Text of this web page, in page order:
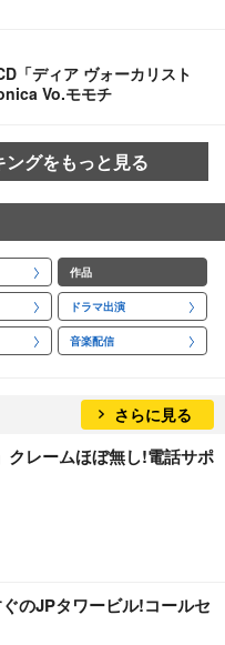
「ディア ヴォーカリスト
Vo.モモチ
グをもっと見る
作品
ドラマ出演
音楽配信
さらに見る
クレームほぼ無し!電話サポ
のJPタワービル!コールセ